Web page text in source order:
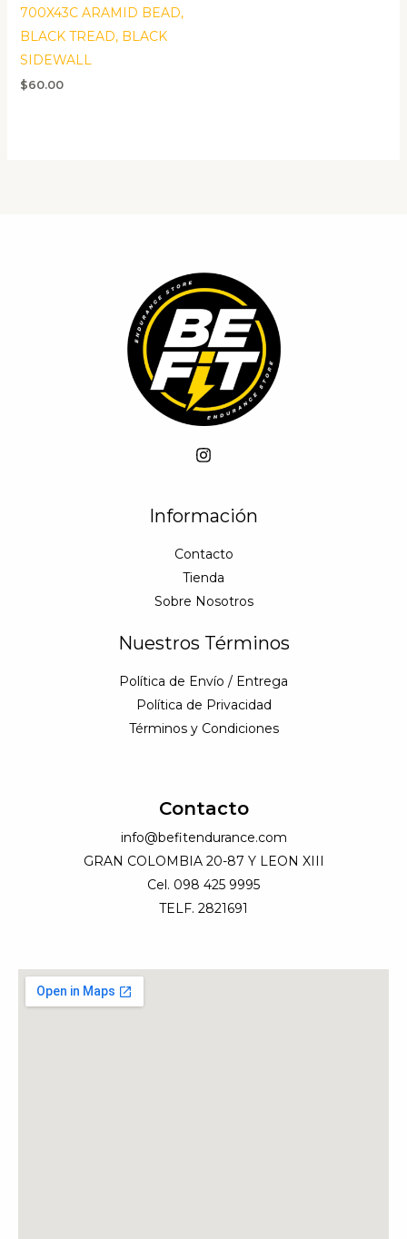
700X43C ARAMID BEAD,
BLACK TREAD, BLACK
SIDEWALL
$60.00
Información
Contacto
Tienda
Sobre Nosotros
Nuestros Términos
Política de Envío / Entrega
Política de Privacidad
Términos y Condiciones
Contacto
info@befitendurance.com
GRAN COLOMBIA 20-87 Y LEON XIII
Cel. 098 425 9995
TELF. 2821691